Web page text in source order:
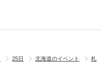
25日 北海道のイベント
札